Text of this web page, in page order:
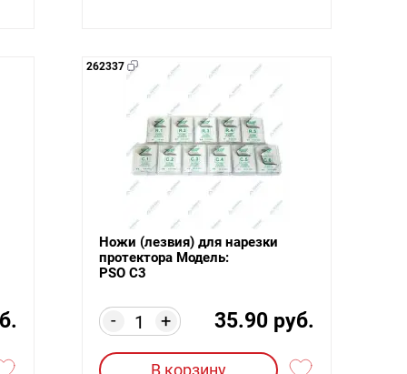
262337
Ножи (лезвия) для нарезки
протектора Модель:
PSO C3
+
- 35.90 руб.
В корзину